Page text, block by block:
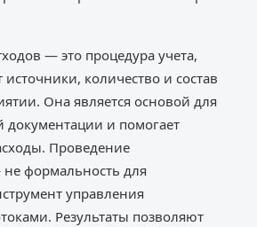
— это процедура учета,
источники, количество и состав
Она является основой для
документации и помогает
Проведение
формальность для
управления
Результаты позволяют